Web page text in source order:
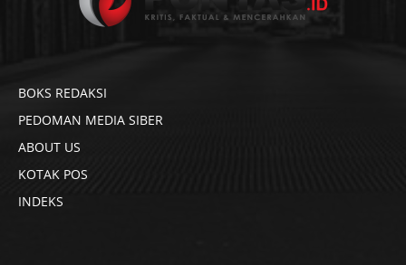
BOKS REDAKSI
PEDOMAN MEDIA SIBER
ABOUT US
KOTAK POS
INDEKS